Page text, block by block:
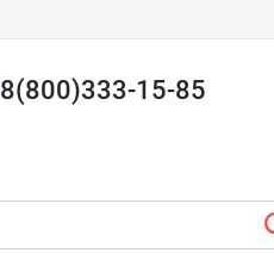
8(800)333-15-85